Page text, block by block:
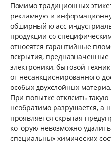
Помимо традиционных
рекламную и
обширный класс
продукции со
относятся гарантийные
вскрытия,
электроники, бытовой
от несанкционированного
особых двухслойных
При попытке отклеить
необратимо разрушается, а
проявляется скрытая
которую невозможно
специальных химических